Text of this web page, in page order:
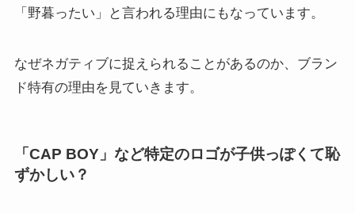
「野暮ったい」と言われる理由にもなっています。
なぜネガティブに捉えられることがあるのか、ブラン
ド特有の理由を見ていきます。
「CAP BOY」など特定のロゴが子供っぽくて恥
ずかしい？